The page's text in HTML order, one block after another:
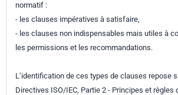
normatif :
- les clauses impératives à satisfaire,
- les clauses non indispensables mais utiles à
les permissions et les recommandations.
L’identification de ces types de clauses repose
Directives ISO/IEC, Partie 2 - Principes et règles